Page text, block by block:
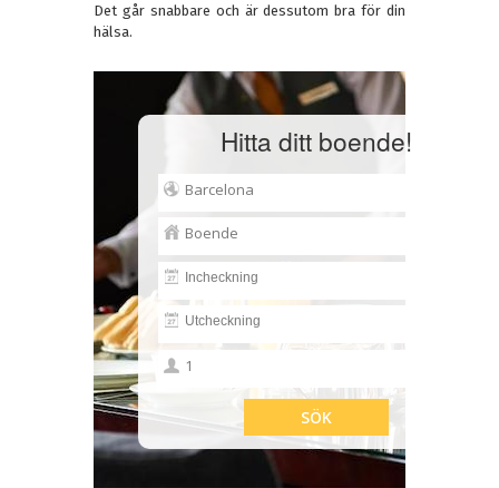
Det går snabbare och är dessutom bra för din
hälsa.
Hitta ditt boende!